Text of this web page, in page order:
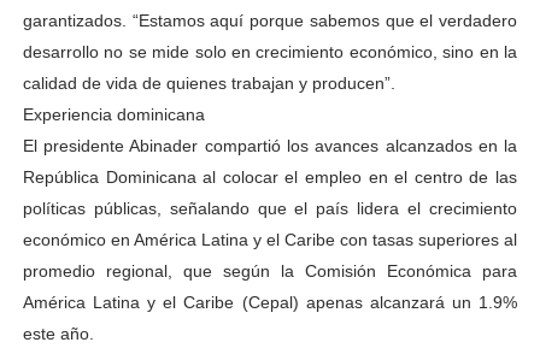
garantizados. “Estamos aquí porque sabemos que el verdadero
desarrollo no se mide solo en crecimiento económico, sino en la
calidad de vida de quienes trabajan y producen”.
Experiencia dominicana
El presidente Abinader compartió los avances alcanzados en la
República Dominicana al colocar el empleo en el centro de las
políticas públicas, señalando que el país lidera el crecimiento
económico en América Latina y el Caribe con tasas superiores al
promedio regional, que según la Comisión Económica para
América Latina y el Caribe (Cepal) apenas alcanzará un 1.9%
este año.